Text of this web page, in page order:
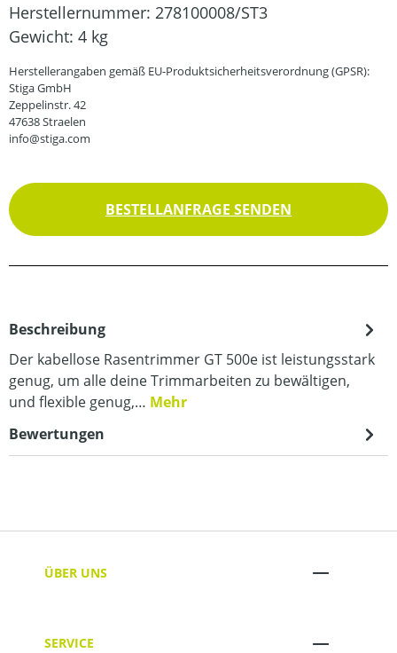
Herstellernummer: 278100008/ST3
Gewicht: 4 kg
Herstellerangaben gemäß EU-Produktsicherheitsverordnung (GPSR):
Stiga GmbH
Zeppelinstr. 42
47638 Straelen
info@stiga.com
BESTELLANFRAGE SENDEN
Beschreibung
Der kabellose Rasentrimmer GT 500e ist leistungsstark
genug, um alle deine Trimmarbeiten zu bewältigen,
und flexible genug,… Mehr
Bewertungen
ÜBER UNS
SERVICE